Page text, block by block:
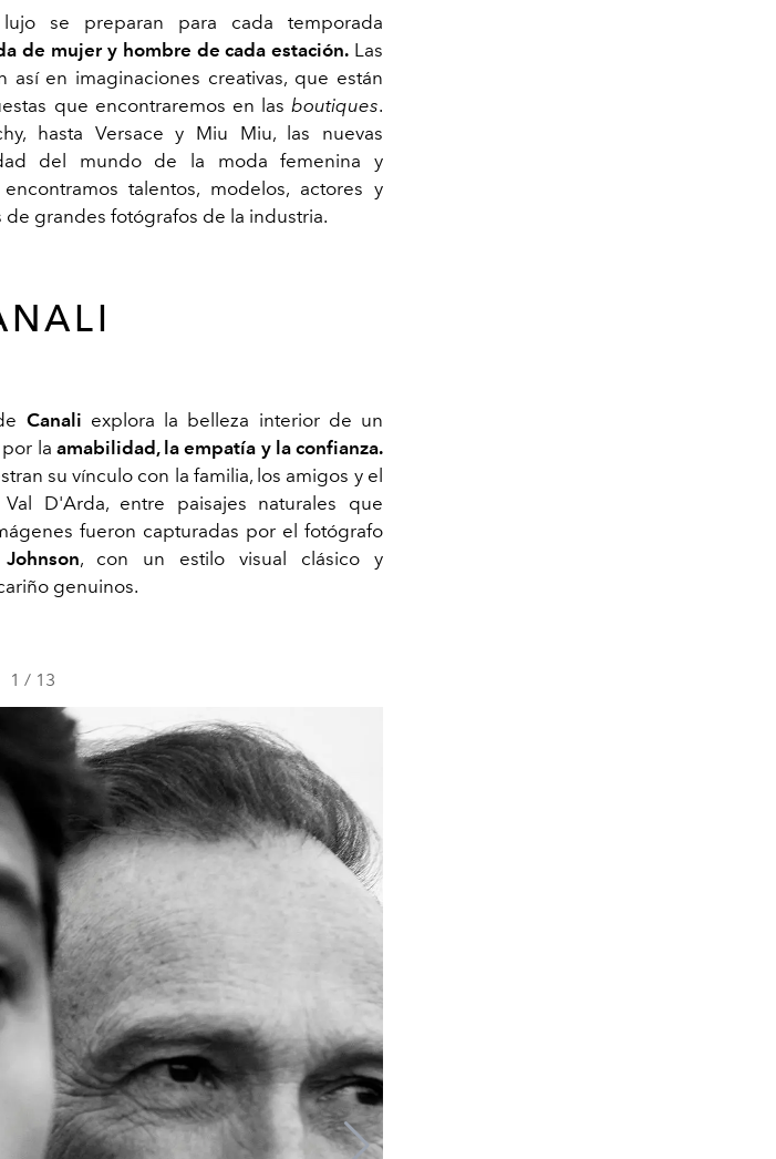
se preparan para cada temporada
de mujer y hombre de cada estación. Las
así en imaginaciones creativas, que están
que encontraremos en las boutiques.
hasta Versace y Miu Miu, las nuevas
del mundo de la moda femenina y
talentos, modelos, actores y
grandes fotógrafos de la industria.
Canali explora la belleza interior de un
la amabilidad, la empatía y la confianza.
su vínculo con la familia, los amigos y el
D'Arda, entre paisajes naturales que
fueron capturadas por el fotógrafo
, con un estilo visual clásico y
genuinos.
1 / 13